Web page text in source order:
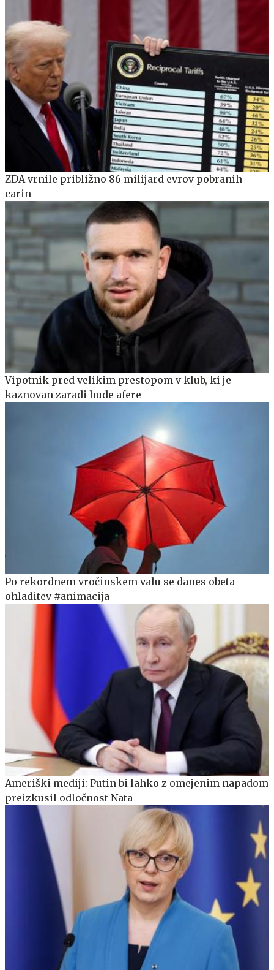
ZDA vrnile približno 86 milijard evrov pobranih
carin
Vipotnik pred velikim prestopom v klub, ki je
kaznovan zaradi hude afere
Po rekordnem vročinskem valu se danes obeta
ohladitev #animacija
Ameriški mediji: Putin bi lahko z omejenim napadom
preizkusil odločnost Nata